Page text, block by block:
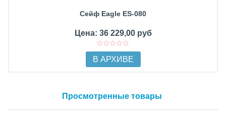
Сейф Eagle ES-080
Цена: 36 229,00 руб
В АРХИВЕ
Просмотренные товары